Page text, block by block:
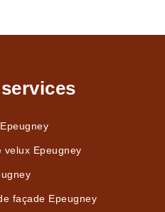
velux Epeugney
façade Epeugney